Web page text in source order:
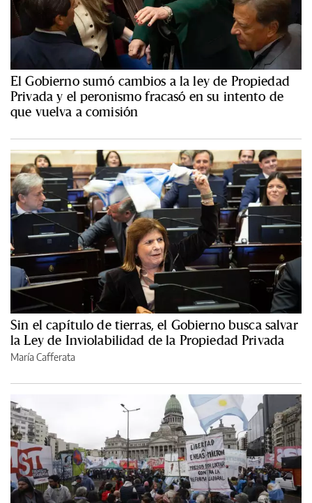
El Gobierno sumó cambios a la ley de Propiedad
Privada y el peronismo fracasó en su intento de
que vuelva a comisión
Sin el capítulo de tierras, el Gobierno busca salvar
la Ley de Inviolabilidad de la Propiedad Privada
María Cafferata